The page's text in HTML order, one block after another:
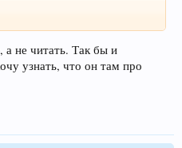
не читать. Так бы и
узнать, что он там про